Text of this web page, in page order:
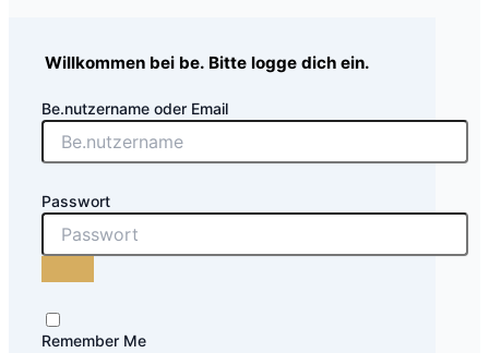
Willkommen bei be. Bitte logge dich ein.
Be.nutzername oder Email
Passwort
Remember Me